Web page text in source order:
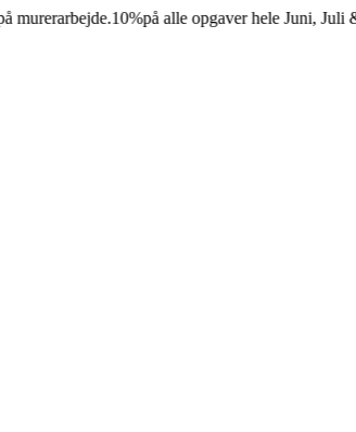
10%på alle opgaver hele Juni, Juli &